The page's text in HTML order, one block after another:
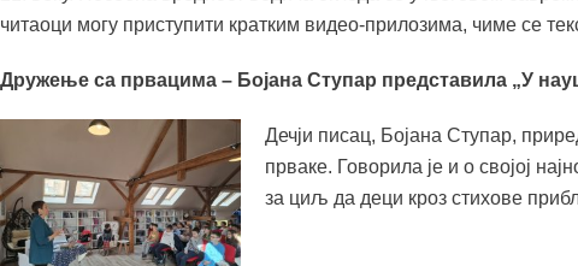
читаоци могу приступити кратким видео-прилозима, чиме се
Дружење са првацима – Бојана Ступар представила „У
Дечји писац, Бојана Ступар,
прваке. Говорила је и о својој
за циљ да деци кроз стихове